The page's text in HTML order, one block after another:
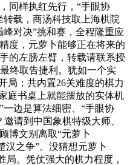
同样执红先行，“手眼协
转载，商汤科技取上海棋院
对决”挑和赛，全程隆重应
度，元萝卜能够正在将来的
的左膀左臂，转载请联系授
终取告捷利。犹如一个实
局；共内置26关难度的棋力
庭书桌上就能摆放的实体机
边是算法细密、“手眼协
请到中国象棋特级大师、
博文别离取“元萝卜
汉之争”。没猜想元萝卜
局。凭仗强大的棋力程度，